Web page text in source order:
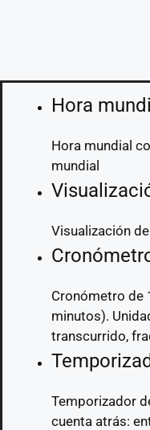
Hora
Hora mundial
mundial
Visualización
Cronómetro de
minutos).
transcurrido,
Temporizador
cuenta atrás: